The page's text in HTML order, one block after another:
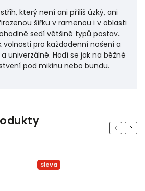
který není ani příliš úzký, ani
šířku v ramenou i v oblasti
sedí většině typů postav..
volnosti pro každodenní nošení a
univerzálně. Hodí se jak na běžné
pod mikinu nebo bundu.
Previous
Sleva
Next